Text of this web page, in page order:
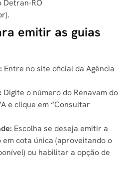
Detran-RO
emitir as guias
Entre no site oficial da Agência
Digite o número do Renavam do
e clique em “Consultar
Escolha se deseja emitir a
em cota única (aproveitando o
ou habilitar a opção de